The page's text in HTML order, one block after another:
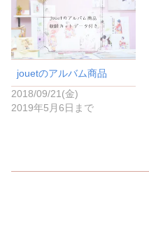
ウ
で
開
ま
す
)
jouetのアルバム商品
2018/09/21(金)
2019年5月6日まで